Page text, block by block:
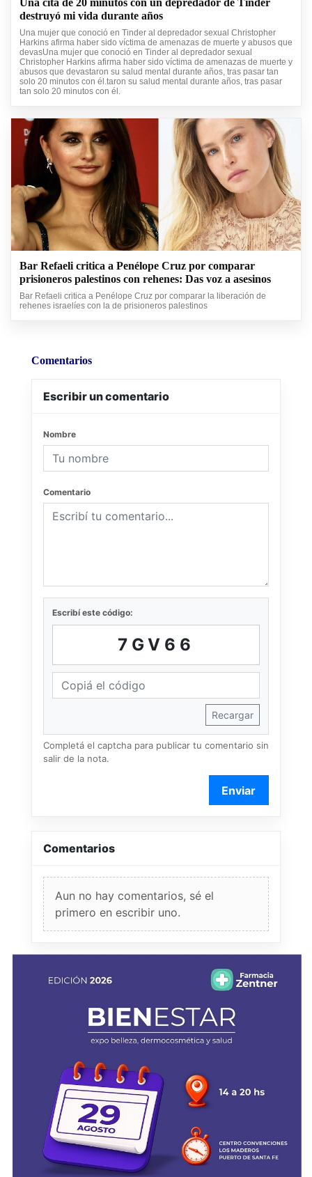
destruyó mi vida durante años
Una mujer que conoció en Tinder al depredador sexual Christopher
Harkins afirma haber sido víctima de amenazas de muerte y abusos que
devasUna mujer que conoció en Tinder al depredador sexual
Christopher Harkins afirma haber sido víctima de amenazas de muerte y
abusos que devastaron su salud mental durante años, tras pasar tan
solo 20 minutos con él.taron su salud mental durante años, tras pasar
tan solo 20 minutos con él.
Bar Refaeli critica a Penélope Cruz por comparar
prisioneros palestinos con rehenes: Das voz a asesinos
Bar Refaeli critica a Penélope Cruz por comparar la liberación de
rehenes israelíes con la de prisioneros palestinos
Comentarios
Escribir un comentario
Nombre
Comentario
Escribí este código:
7GV66
Recargar
Completá el captcha para publicar tu comentario sin
salir de la nota.
Enviar
Comentarios
Aun no hay comentarios, sé el
primero en escribir uno.